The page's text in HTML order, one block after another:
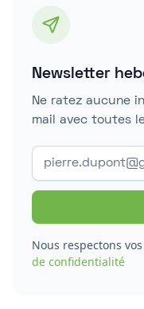
Newsletter
Ne ratez aucune
mail avec toutes
Nous respectons
de confidentialité